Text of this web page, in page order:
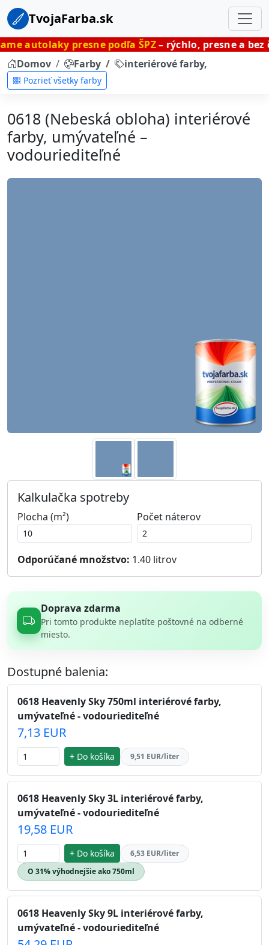
TvojaFarba.sk
presne podľa ŠPZ– rýchlo, presne a bez čakania.
Domov
Farby interiérové farby,
Pozrieť všetky farby
0618 (Nebeská obloha) interiérové
farby, umývateľné –
vodouriediteľné
Kalkulačka spotreby
Plocha (m²) Počet náterov
Odporúčané množstvo: 1.40 litrov
Doprava zdarma
Pri tomto produkte neplatíte poštovné na odberné
miesto.
Dostupné balenia:
0618 Heavenly Sky 750ml interiérové farby,
umývateľné - vodouriediteľné
7,13 EUR
+ Do košíka 9,51 EUR/liter
0618 Heavenly Sky 3L interiérové farby,
umývateľné - vodouriediteľné
19,58 EUR
+ Do košíka
6,53 EUR/liter
O 31% výhodnejšie ako 750ml
0618 Heavenly Sky 9L interiérové farby,
umývateľné - vodouriediteľné